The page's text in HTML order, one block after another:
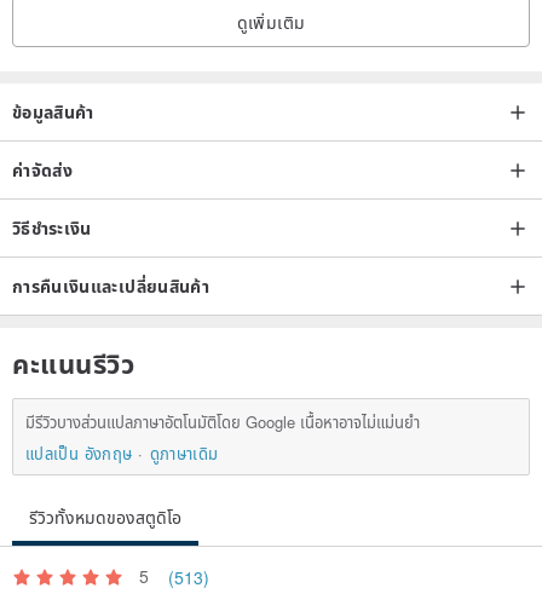
and a monkey floating in outer space, vampires and unicorns The
wearable works of art. Each piece is transferred from their hand-
painted illustrations to 100% silk-printed limited works, and most of
charms.
-
【2020 SS COLLECTION】
ART THERAPY
The colors, shapes, and lines in the 19th and 20th century
stare intently and fall into the world in the painting unknowingly. In
this season's series, the designer pays tribute to five noble artists. It
ดูเพิ่มเติม
ข้อมูลสินค้า
ค่าจัดส่ง
วิธีชำระเงิน
การคืนเงินและเปลี่ยนสินค้า
คะแนนรีวิว
มีรีวิวบางส่วนแปลภาษาอัตโนมัติโดย Google เนื้อหาอาจไม่แม่นยำ
แปลเป็น อังกฤษ
ดูภาษาเดิม
รีวิวทั้งหมดของสตูดิโอ
5 (513)